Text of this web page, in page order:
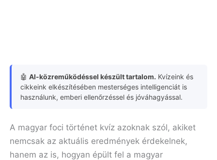
🤖 AI-közreműködéssel készült tartalom. Kvízeink és
cikkeink elkészítésében mesterséges intelligenciát is
használunk, emberi ellenőrzéssel és jóváhagyással.
A magyar foci történet kvíz azoknak szól, akiket
nemcsak az aktuális eredmények érdekelnek,
hanem az is, hogyan épült fel a magyar